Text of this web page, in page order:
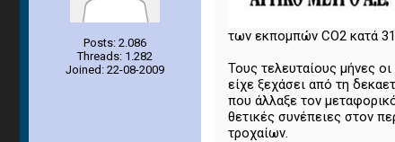
Posts: 2.086
Threads: 1.282
Joined: 22-08-2009
των εκπομπών CO2 κατά
Τους τελευταίους μήνες
είχε ξεχάσει από τη
που άλλαξε τον
θετικές συνέπειες στον
τροχαίων.